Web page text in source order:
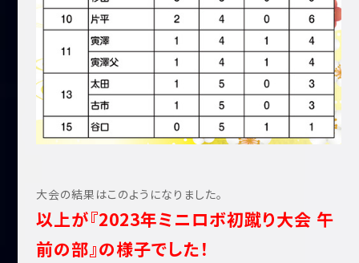
大会の結果はこのようになりました。
以上が『2023年ミニロボ初蹴り大会 午
前の部』の様子でした！